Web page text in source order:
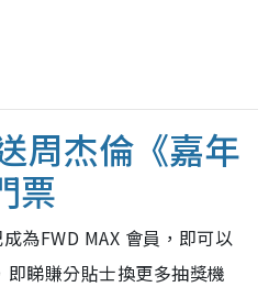
周杰倫《嘉年
票
為FWD MAX 會員，即可以
即睇賺分貼士換更多抽獎機